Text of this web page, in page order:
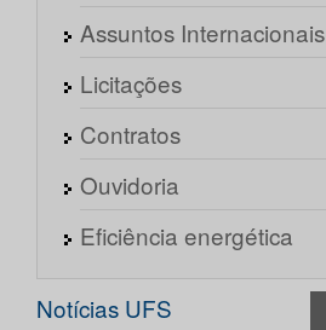
Assuntos Internacionais
Licitações
Contratos
Ouvidoria
Eficiência energética
Notícias UFS